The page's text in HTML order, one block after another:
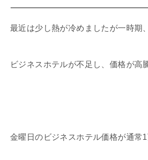
最近は少し熱が冷めましたが一時期
ビジネスホテルが不足し、価格が高
金曜日のビジネスホテル価格が通常